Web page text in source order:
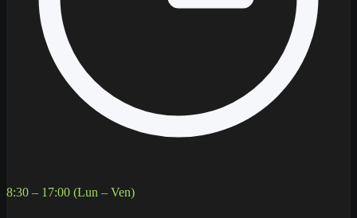
8:30 – 17:00 (Lun – Ven)